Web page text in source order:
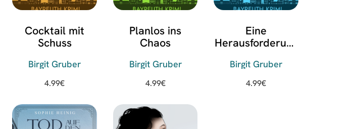
Cocktail mit
Schuss
Birgit Gruber
4.99€
Planlos ins
Chaos
Birgit Gruber
4.99€
Eine
Herausforderung
Birgit Gruber
4.99€